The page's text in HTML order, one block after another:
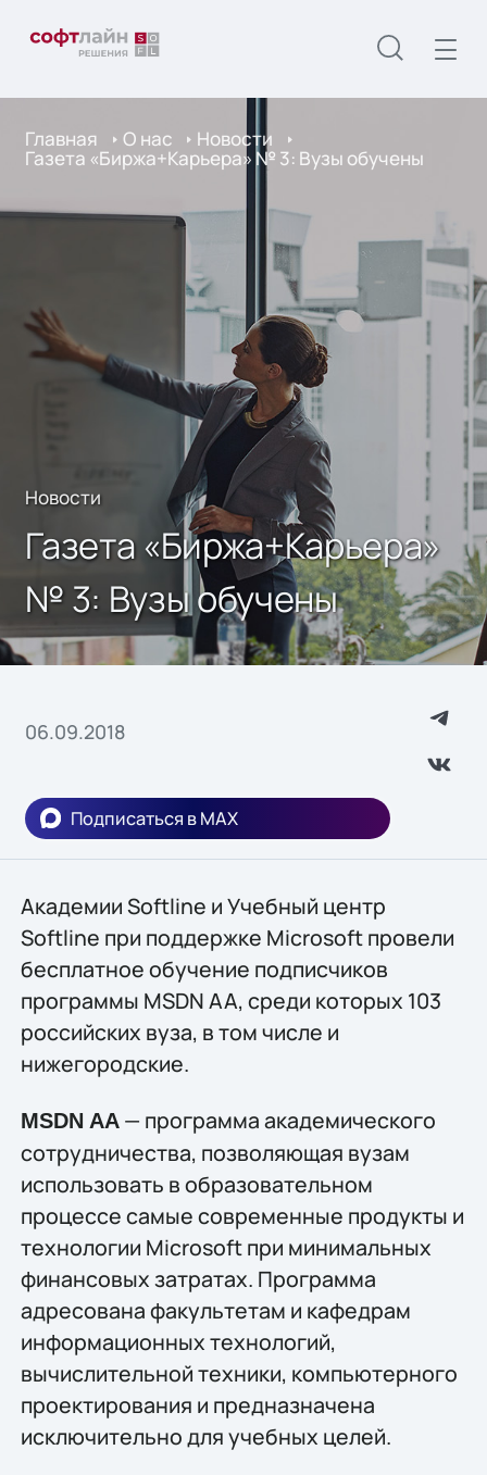
Главная О нас Новости
Газета «Биржа+Карьера» № 3: Вузы обучены
Новости
Газета «Биржа+Карьера»
№ 3: Вузы обучены
06.09.2018
Подписаться в MAX
Академии Softline и Учебный центр
Softline при поддержке Microsoft провели
бесплатное обучение подписчиков
программы MSDN AA, среди которых 103
российских вуза, в том числе и
нижегородские.
MSDN AA— программа академического
сотрудничества, позволяющая вузам
использовать в образовательном
процессе самые современные продукты и
технологии Microsoft при минимальных
финансовых затратах. Программа
адресована факультетам и кафедрам
информационных технологий,
вычислительной техники, компьютерного
проектирования и предназначена
исключительно для учебных целей.